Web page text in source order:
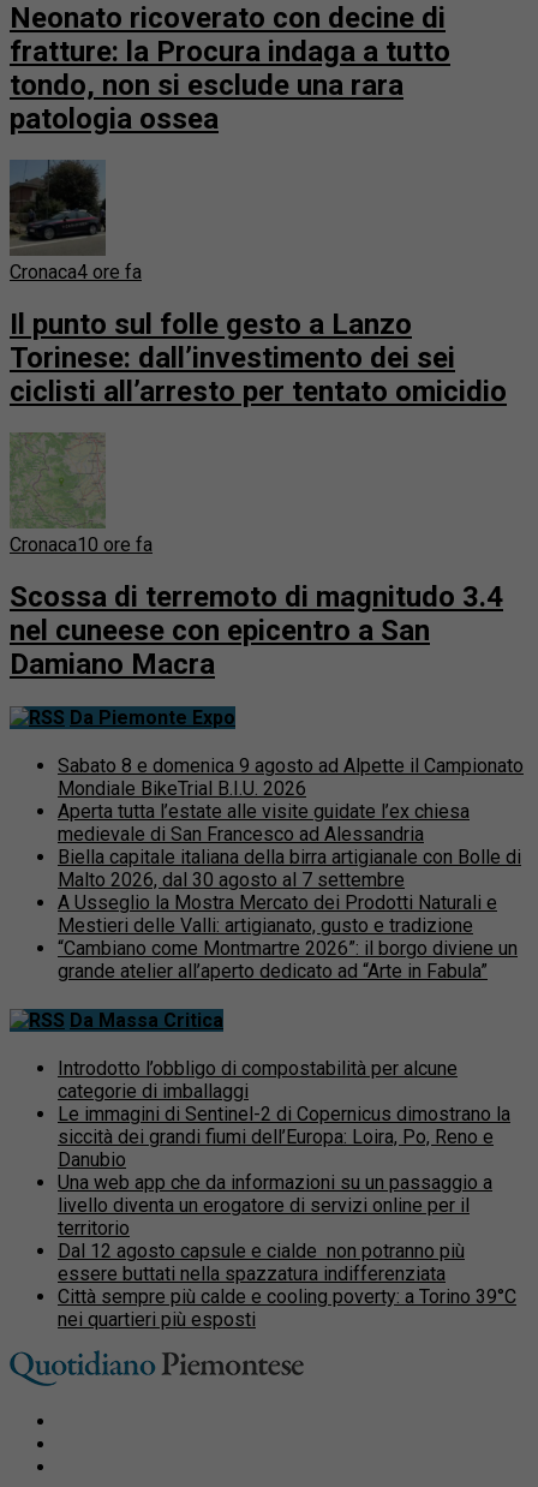
Neonato ricoverato con decine di
fratture: la Procura indaga a tutto
tondo, non si esclude una rara
patologia ossea
Cronaca4 ore fa
Il punto sul folle gesto a Lanzo
Torinese: dall’investimento dei sei
ciclisti all’arresto per tentato omicidio
Cronaca10 ore fa
Scossa di terremoto di magnitudo 3.4
nel cuneese con epicentro a San
Damiano Macra
Da Piemonte Expo
Sabato 8 e domenica 9 agosto ad Alpette il Campionato
Mondiale BikeTrial B.I.U. 2026
Aperta tutta l’estate alle visite guidate l’ex chiesa
medievale di San Francesco ad Alessandria
Biella capitale italiana della birra artigianale con Bolle di
Malto 2026, dal 30 agosto al 7 settembre
A Usseglio la Mostra Mercato dei Prodotti Naturali e
Mestieri delle Valli: artigianato, gusto e tradizione
“Cambiano come Montmartre 2026”: il borgo diviene un
grande atelier all’aperto dedicato ad “Arte in Fabula”
Da Massa Critica
Introdotto l’obbligo di compostabilità per alcune
categorie di imballaggi
Le immagini di Sentinel-2 di Copernicus dimostrano la
siccità dei grandi fiumi dell’Europa: Loira, Po, Reno e
Danubio
Una web app che da informazioni su un passaggio a
livello diventa un erogatore di servizi online per il
territorio
Dal 12 agosto capsule e cialde non potranno più
essere buttati nella spazzatura indifferenziata
Città sempre più calde e cooling poverty: a Torino 39°C
nei quartieri più esposti